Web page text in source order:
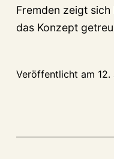
Fremden zeigt sich
das Konzept
Veröffentlicht am